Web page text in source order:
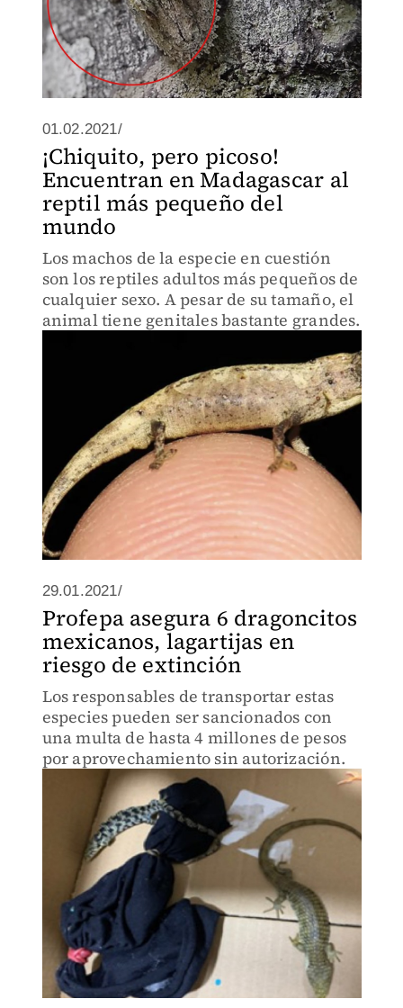
01.02.2021/
¡Chiquito, pero picoso!
Encuentran en Madagascar al
reptil más pequeño del
mundo
Los machos de la especie en cuestión
son los reptiles adultos más pequeños de
cualquier sexo. A pesar de su tamaño, el
animal tiene genitales bastante grandes.
29.01.2021/
Profepa asegura 6 dragoncitos
mexicanos, lagartijas en
riesgo de extinción
Los responsables de transportar estas
especies pueden ser sancionados con
una multa de hasta 4 millones de pesos
por aprovechamiento sin autorización.